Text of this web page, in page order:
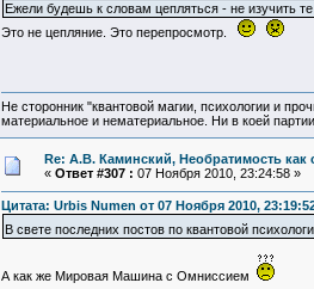
Ежели будешь к словам цепляться - не изучить
Это не цепляние. Это перепросмотр.
Не сторонник "квантовой магии, психологии и
материальное и нематериальное. Ни в коей
Re: А.В. Каминский, Необратимость как
« Ответ #307 : 07 Ноября 2010, 23:24:58 »
Цитата: Urbis Numen от 07 Ноября 2010,
В свете последних постов по квантовой
А как же Мировая Машина с Омниссием